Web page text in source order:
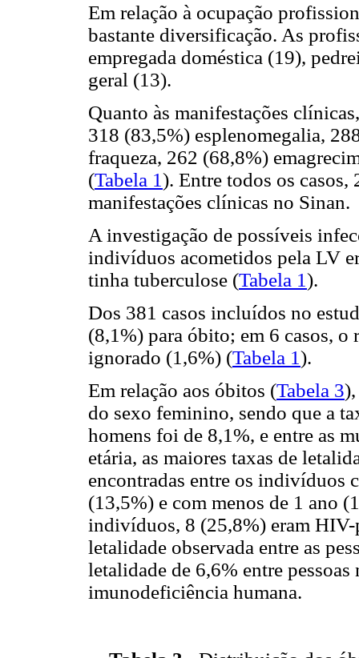
Em relação à ocupação
bastante diversificação. As
empregada doméstica (19),
geral (13).
Quanto às manifestações
318 (83,5%) esplenomegalia,
fraqueza, 262 (68,8%)
(Tabela 1). Entre todos os
manifestações clínicas no Sinan.
A investigação de possíveis
indivíduos acometidos pela LV
tinha tuberculose (Tabela 1).
Dos 381 casos incluídos no
(8,1%) para óbito; em 6 casos, o
ignorado (1,6%) (Tabela 1).
Em relação aos óbitos (Tabela 3
do sexo feminino, sendo que a
homens foi de 8,1%, e entre as
etária, as maiores taxas de
encontradas entre os indivíduos
(13,5%) e com menos de 1 ano
indivíduos, 8 (25,8%) eram
letalidade observada entre as
letalidade de 6,6% entre
imunodeficiência humana.